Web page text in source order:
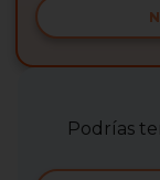
Podrías